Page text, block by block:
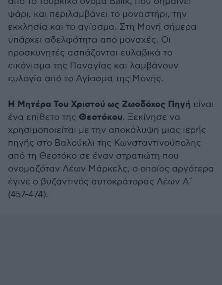
ψάρι, και περιλαμβάνει το μοναστήρι, την
εκκλησία και το αγίασμα. Στη Μονή σήμερα
υπάρχει αδελφότητα από μοναχές. Οι
προσκυνητές ασπάζονται ευλαβικά το
εικόνισμα της Παναγίας και λαμβάνουν
ευλογία από το Αγίασμα της Μονής.
Η Μητέρα Του Χριστού ως Ζωοδόχος Πηγή είναι
ένα επίθετο της Θεοτόκου. Ξεκίνησε να
χρησιμοποιείται με την αποκάλυψη μιας ιερής
πηγής στο Βαλούκλι της Κωνσταντινούπολης
από τη Θεοτόκο σε έναν στρατιώτη που
ονομαζόταν Λέων Μάρκελς, ο οποίος αργότερα
έγινε ο βυζαντινός αυτοκράτορας Λέων Α΄
(457-474).